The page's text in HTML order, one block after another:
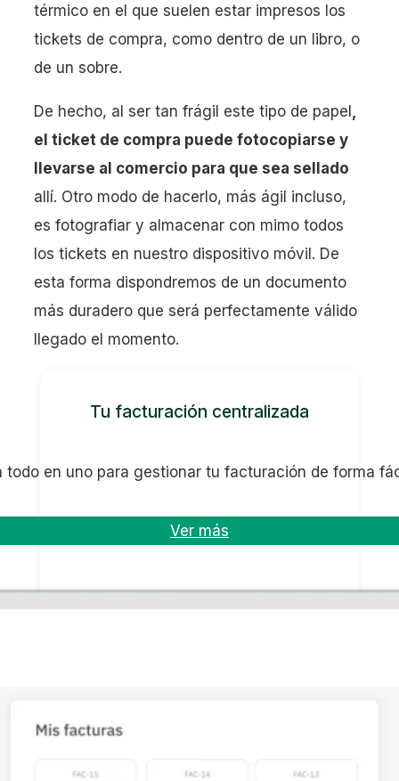
térmico en el que suelen estar impresos los
tickets de compra, como dentro de un libro, o
de un sobre.
De hecho, al ser tan frágil este tipo de papel
el ticket de compra puede fotocopiarse y
llevarse al comercio para que sea sellado
allí. Otro modo de hacerlo, más ágil incluso,
es fotografiar y almacenar con mimo todos
los tickets en nuestro dispositivo móvil. De
esta forma dispondremos de un documento
más duradero que será perfectamente válido
llegado el momento.
Tu facturación centralizada
todo en uno para gestionar tu facturación de forma
Ver más